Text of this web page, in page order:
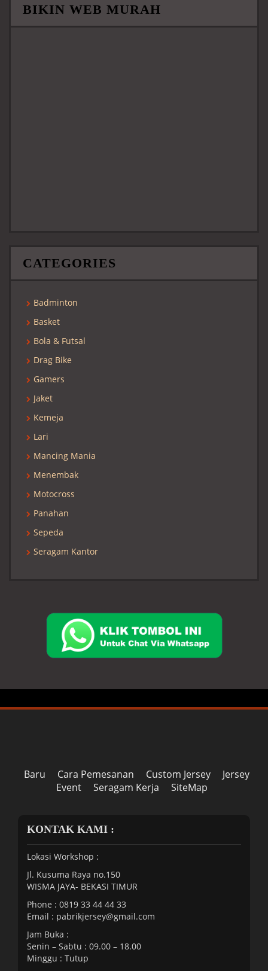
BIKIN WEB MURAH
CATEGORIES
Badminton
Basket
Bola & Futsal
Drag Bike
Gamers
Jaket
Kemeja
Lari
Mancing Mania
Menembak
Motocross
Panahan
Sepeda
Seragam Kantor
Baru Cara Pemesanan Custom Jersey
Jersey
Event
Seragam Kerja SiteMap
KONTAK KAMI :
Lokasi Workshop :
Jl. Kusuma Raya no.150
WISMA JAYA- BEKASI TIMUR
Phone : 0819 33 44 44 33
Email : pabrikjersey@gmail.com
Jam Buka :
Senin – Sabtu : 09.00 – 18.00
Minggu : Tutup